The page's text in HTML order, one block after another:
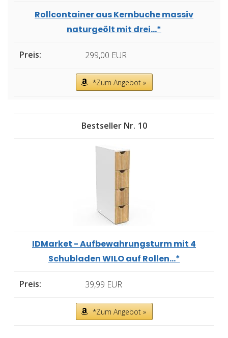
Rollcontainer aus Kernbuche massiv
naturgeölt mit drei...*
299,00 EUR
*Zum Angebot »
10
IDMarket - Aufbewahrungsturm mit 4
Schubladen WILO auf Rollen...*
39,99 EUR
*Zum Angebot »